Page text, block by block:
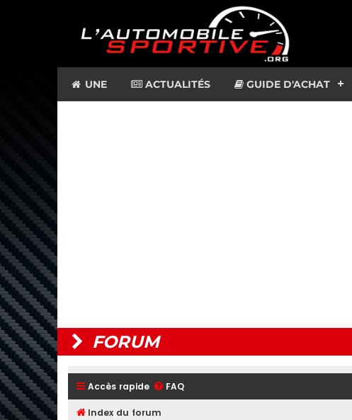
UNE ACTUALITÉS GUIDE D'ACHAT
FORUM
Accès rapide FAQ
Index du forum